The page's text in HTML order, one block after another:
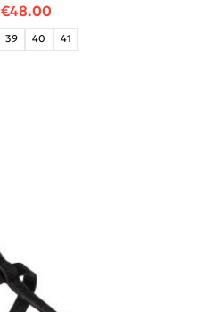
Original price was: €79.90.
€48.00Η τρέχουσα τιμή
39 40 41